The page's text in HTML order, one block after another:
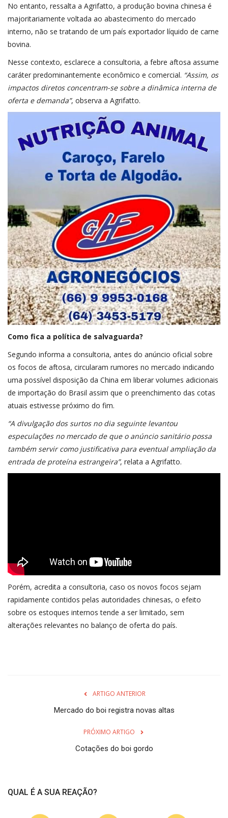
No entanto, ressalta a Agrifatto, a produção bovina chinesa é
majoritariamente voltada ao abastecimento do mercado
interno, não se tratando de um país exportador líquido de carne
bovina.
Nesse contexto, esclarece a consultoria, a febre aftosa assume
caráter predominantemente econômico e comercial. “Assim, os
impactos diretos concentram-se sobre a dinâmica interna de
oferta e demanda”, observa a Agrifatto.
Como fica a política de salvaguarda?
Segundo informa a consultoria, antes do anúncio oficial sobre
os focos de aftosa, circularam rumores no mercado indicando
uma possível disposição da China em liberar volumes adicionais
de importação do Brasil assim que o preenchimento das cotas
atuais estivesse próximo do fim.
“A divulgação dos surtos no dia seguinte levantou
especulações no mercado de que o anúncio sanitário possa
também servir como justificativa para eventual ampliação da
entrada de proteína estrangeira”, relata a Agrifatto.
Porém, acredita a consultoria, caso os novos focos sejam
rapidamente contidos pelas autoridades chinesas, o efeito
sobre os estoques internos tende a ser limitado, sem
alterações relevantes no balanço de oferta do país.
ARTIGO ANTERIOR
Mercado do boi registra novas altas
PRÓXIMO ARTIGO
Cotações do boi gordo
QUAL É A SUA REAÇÃO?